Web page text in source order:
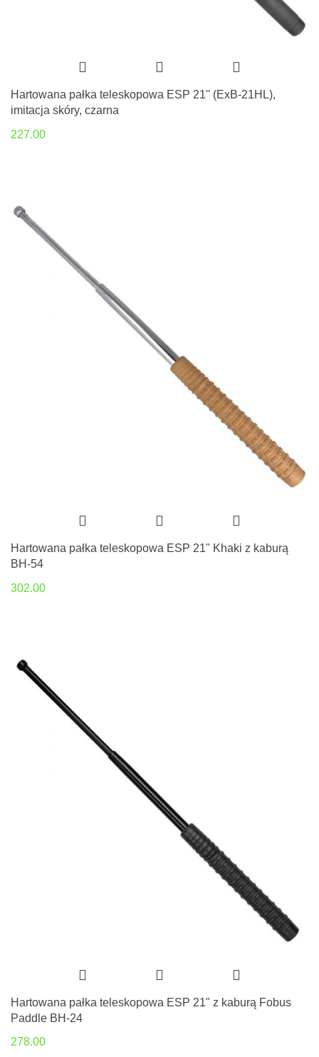
Hartowana pałka teleskopowa ESP 21'' (ExB-21HL),
imitacja skóry, czarna
227.00
Hartowana pałka teleskopowa ESP 21" Khaki z kaburą
BH-54
302.00
Hartowana pałka teleskopowa ESP 21" z kaburą Fobus
Paddle BH-24
278.00